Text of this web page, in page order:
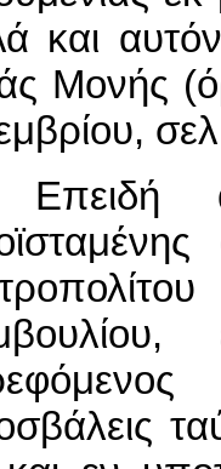
και
Μονής